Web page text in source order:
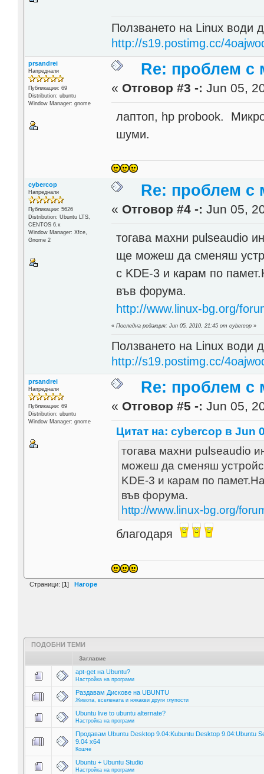
Ползването на Linux води
http://s19.postimg.cc/
prsandrei
Напреднали
Публикации: 69
Distribution: ubuntu
Window Manager: gnome
Re: проблем с
« Отговор #3 -: Jun 05,
лаптоп, hp probook.
шуми.
cybercop
Напреднали
Публикации: 5626
Distribution: Ubuntu LTS,
CENTOS 6.x
Window Manager: Xfce,
Gnome 2
Re: проблем с
« Отговор #4 -: Jun 05,
тогава махни pulseaudio
ще можеш да сменяш
с KDE-3 и карам по
във форума.
http://www.linux-bg.org/
«Последна редакция: Jun 05, 2010, 21:45 от cybercop »
Ползването на Linux води
http://s19.postimg.cc/
prsandrei
Напреднали
Публикации: 69
Distribution: ubuntu
Window Manager: gnome
Re: проблем с
« Отговор #5 -: Jun 05,
Цитат на: cybercop в Jun
тогава махни pulseaudio
можеш да сменяш
KDE-3 и карам по
във форума.
http://www.linux-bg.org/
благодаря
Страници: [1] Нагоре
ПОДОБНИ ТЕМИ
Заглавие
apt-get на Ubuntu?
Настройка на програми
Раздавам Дискове на UBUNTU
Живота, вселената и някакви други глупости
Ubuntu live to ubuntu alternate?
Настройка на програми
Продавам Ubuntu Desktop 9.04:Kubuntu Desktop 9.04:Ubuntu
9.04 x64
Кошче
Ubuntu + Ubuntu Studio
Настройка на програми